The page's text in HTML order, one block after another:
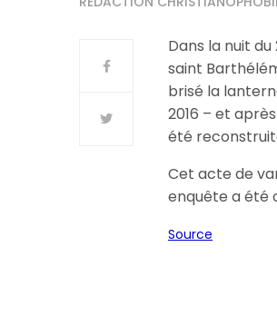
Dans la nuit
saint
brisé la
2016 – et
été
Cet acte de
enquête a été
Source